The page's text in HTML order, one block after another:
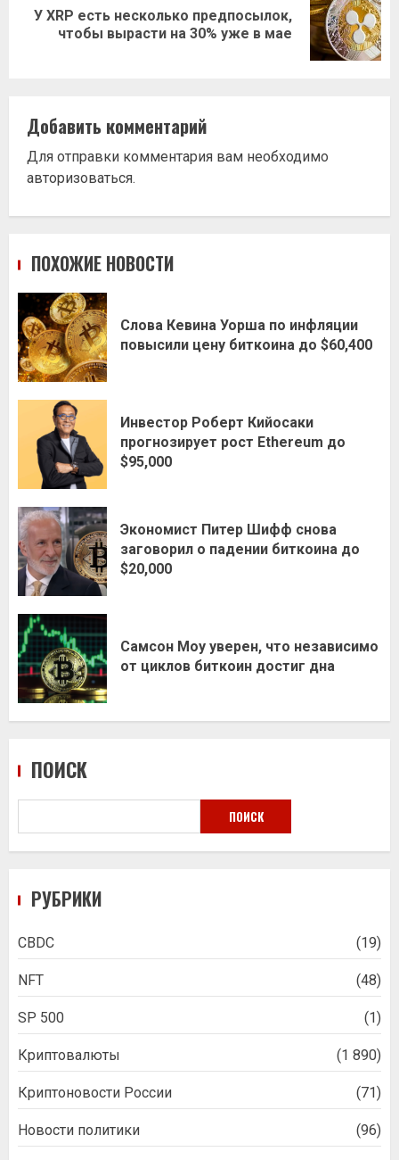
Следующая
запись:
У XRP есть несколько предпосылок,
чтобы вырасти на 30% уже в мае
Добавить комментарий
Для отправки комментария вам необходимо
авторизоваться.
ПОХОЖИЕ НОВОСТИ
Слова Кевина Уорша по инфляции
повысили цену биткоина до $60,400
Инвестор Роберт Кийосаки
прогнозирует рост Ethereum до
$95,000
Экономист Питер Шифф снова
заговорил о падении биткоина до
$20,000
Самсон Моу уверен, что независимо
от циклов биткоин достиг дна
ПОИСК
ПОИСК
РУБРИКИ
CBDC (19)
NFT (48)
SP 500 (1)
Криптовалюты (1 890)
Криптоновости России (71)
Новости политики (96)